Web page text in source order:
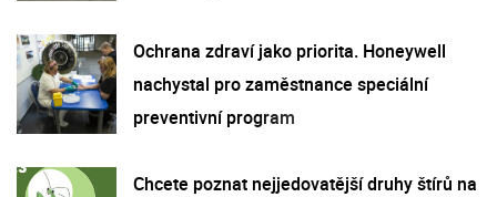
Ochrana zdraví jako priorita. Honeywell
nachystal pro zaměstnance speciální
preventivní program
Chcete poznat nejjedovatější druhy štírů na